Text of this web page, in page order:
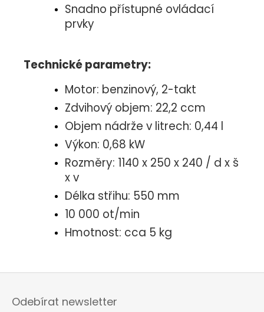
Snadno přístupné ovládací
prvky
Technické parametry:
Motor: benzinový, 2-takt
Zdvihový objem: 22,2 ccm
Objem nádrže v litrech: 0,44 l
Výkon: 0,68 kW
Rozměry: 1140 x 250 x 240 / d x š
x v
Délka střihu: 550 mm
10 000 ot/min
Hmotnost: cca 5 kg
Z
Odebírat newsletter